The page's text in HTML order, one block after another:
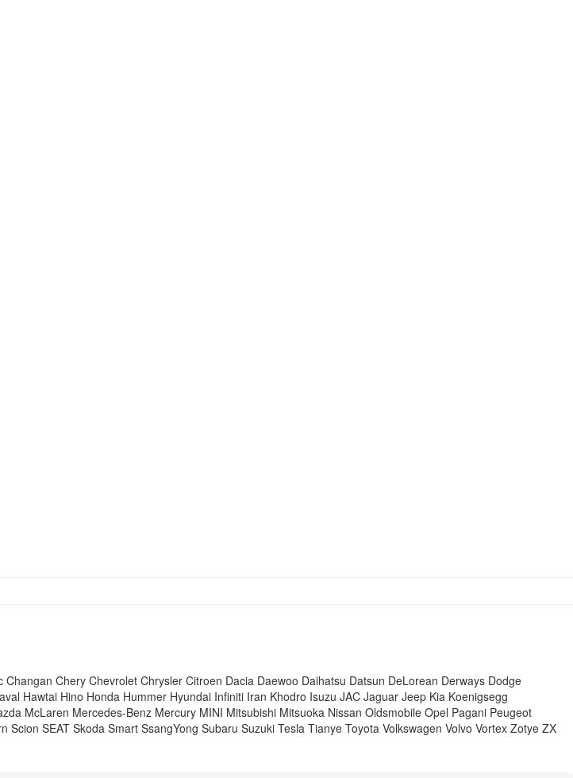
Changan Chery Chevrolet Chrysler Citroen Dacia Daewoo Daihatsu Datsun DeLorean Derways Dodge
Hawtai Hino Honda Hummer Hyundai Infiniti Iran Khodro Isuzu JAC Jaguar Jeep Kia Koenigsegg
McLaren Mercedes-Benz Mercury MINI Mitsubishi Mitsuoka Nissan Oldsmobile Opel Pagani Peugeot
Scion SEAT Skoda Smart SsangYong Subaru Suzuki Tesla Tianye Toyota Volkswagen Volvo Vortex Zotye ZX